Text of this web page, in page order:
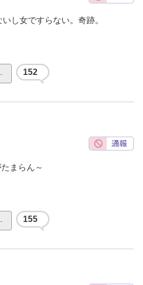
し女ですらない。奇跡。
152
まらん～
155